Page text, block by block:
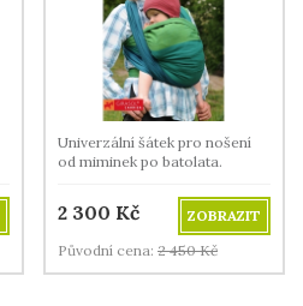
Univerzální šátek pro nošení
od miminek po batolata.
2 300 Kč
ZOBRAZIT
Původní cena: 2 450 Kč